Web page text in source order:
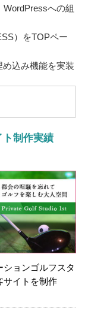
への組
）をTOPペー
込み機能を実装
制作実績
ションゴルフスタ
サイトを制作